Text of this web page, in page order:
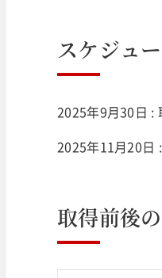
スケジュ
2025年9月30日 :
2025年11月20日
取得前後